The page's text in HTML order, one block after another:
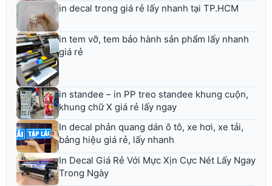
in decal trong giá rẻ lấy nhanh tại TP.HCM
in tem vỡ, tem bảo hành sản phẩm lấy nhanh
giá rẻ
in standee – in PP treo standee khung cuộn,
khung chữ X giá rẻ lấy ngay
In decal phản quang dán ô tô, xe hơi, xe tải,
bảng hiệu giá rẻ, lấy nhanh
In Decal Giá Rẻ Với Mực Xịn Cực Nét Lấy Ngay
Trong Ngày